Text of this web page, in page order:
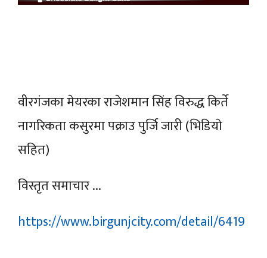
वीरगंजका मेयरका राजेशमान सिंह विरुद्ध किर्ते
नागरिकता कसुरमा पक्राउ पुर्जि जारी (भिडियाे
सहित)
विस्तृत समाचार ...
https://www.birgunjcity.com/detail/6419